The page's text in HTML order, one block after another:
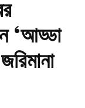
‘আড্ডা